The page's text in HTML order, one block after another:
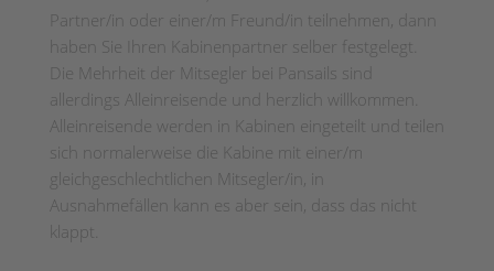
Partner/in oder einer/m Freund/in teilnehmen, dann
haben Sie Ihren Kabinenpartner selber festgelegt.
Die Mehrheit der Mitsegler bei Pansails sind
allerdings Alleinreisende und herzlich willkommen.
Alleinreisende werden in Kabinen eingeteilt und teilen
sich normalerweise die Kabine mit einer/m
gleichgeschlechtlichen Mitsegler/in, in
Ausnahmefällen kann es aber sein, dass das nicht
klappt.